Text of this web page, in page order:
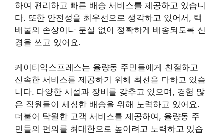
하여 편리하고 빠른 배송 서비스를 제공하고 있습니
다. 또한 안전성을 최우선으로 생각하고 있어서, 택
배물의 손상이나 분실 없이 정확하게 배송되도록 신
경을 쓰고 있어요.
케이티익스프레스는 율량동 주민들에게 친절하고
신속한 서비스를 제공하기 위해 최선을 다하고 있습
니다. 다양한 시설과 장비를 갖추고 있으며, 경험 많
은 직원들이 세심한 배송을 위해 노력하고 있어요.
더불어 탁월한 고객 서비스를 제공하여, 율량동 주
민들의 편의를 최대한으로 높이려고 노력하고 있습